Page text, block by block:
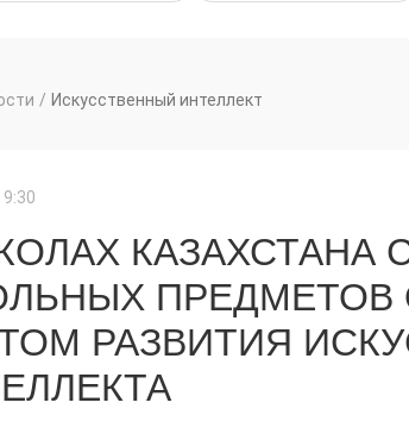
/ Искусственный интеллект
9:30
КАЗАХСТАНА
ПРЕДМЕТОВ
РАЗВИТИЯ